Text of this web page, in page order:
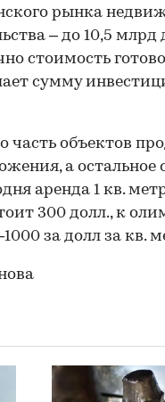
рынка
– до 10,5 млрд
стоимость
сумму
часть объектов
а остальное
аренда 1 кв.
300 долл., к
за долл за кв.